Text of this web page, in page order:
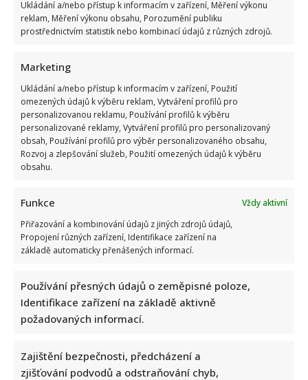
Ukládání a/nebo přístup k informacím v zařízení, Měření výkonu
reklam, Měření výkonu obsahu, Porozumění publiku
prostřednictvím statistik nebo kombinací údajů z různých zdrojů.
Marketing
Ukládání a/nebo přístup k informacím v zařízení, Použití
omezených údajů k výběru reklam, Vytváření profilů pro
personalizovanou reklamu, Používání profilů k výběru
personalizované reklamy, Vytváření profilů pro personalizovaný
obsah, Používání profilů pro výběr personalizovaného obsahu,
Rozvoj a zlepšování služeb, Použití omezených údajů k výběru
obsahu.
Funkce
Vždy aktivní
Přiřazování a kombinování údajů z jiných zdrojů údajů,
Propojení různých zařízení, Identifikace zařízení na
základě automaticky přenášených informací.
Používání přesných údajů o zeměpisné poloze,
Identifikace zařízení na základě aktivně
požadovaných informací.
Zajištění bezpečnosti, předcházení a
zjišťování podvodů a odstraňování chyb,
Marek Ztracený zrušil velkolepé finále svého koncertu na
Letné
Test znalostí o československých pohádkách: Bez chyby
projde málokdo, pamětníci by ale měli dát alespoň 8/10
Petr Macinka se pochlubil vzácnými fotkami své dcery z
oslavy narozenin: Fanoušci lichotí celé rodině